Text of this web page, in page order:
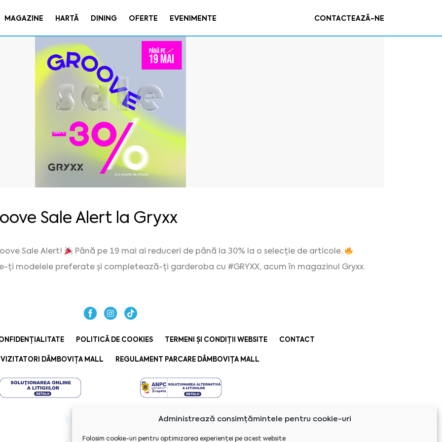
Administrează consimțămintele pentru cookie-uri
Folosim cookie-uri pentru optimizarea experienței pe acest website
MAGAZINE HARTĂ DINING OFERTE EVENIMENTE CONTACTEAZĂ-NE
Sale Alert la Gryxx
Sale Alert!
Până pe 19 mai ai reduceri de până la 30% la o selecție de articole.
ți modelele preferate și completează-ți garderoba cu #GRYXX, acum în magazinul Gryxx.
POLITICĂ DE COOKIES TERMENI ȘI CONDIȚII WEBSITE CONTACT
DÂMBOVIȚA MALL REGULAMENT PARCARE DÂMBOVIȚA MALL